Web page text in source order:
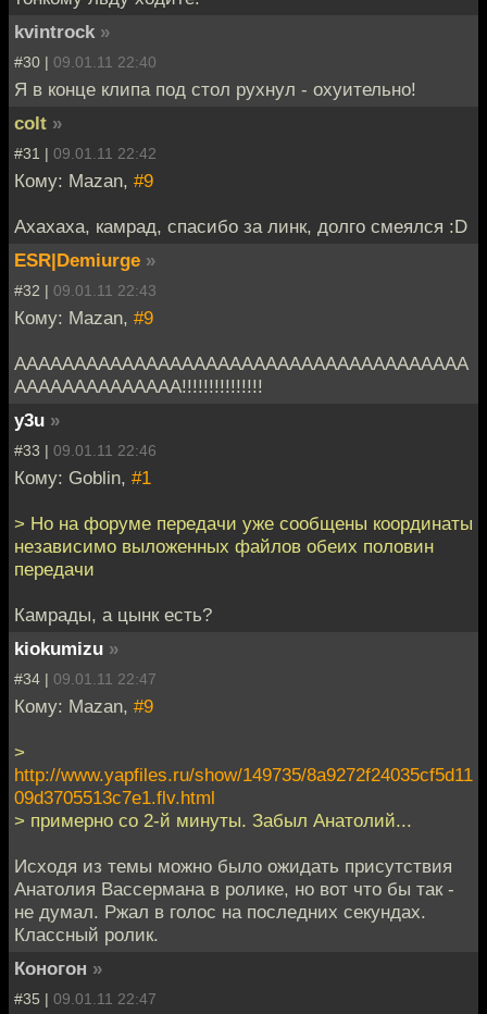
kvintrock »
#30 | 09.01.11 22:40
Я в конце клипа под стол рухнул - охуительно!
colt »
#31 | 09.01.11 22:42
Кому: Mazan, #9
Ахахаха, камрад, спасибо за линк, долго смеялся :D
ESR|Demiurge »
#32 | 09.01.11 22:43
Кому: Mazan, #9
AAAAAAAAAAAAAAAAAAAAAAAAAAAAAAAAAAAAAA
AAAAAAAAAAAAAA!!!!!!!!!!!!!!!
y3u »
#33 | 09.01.11 22:46
Кому: Goblin, #1
> Но на форуме передачи уже сообщены координаты
независимо выложенных файлов обеих половин
передачи
Камрады, а цынк есть?
kiokumizu »
#34 | 09.01.11 22:47
Кому: Mazan, #9
>
http://www.yapfiles.ru/show/149735/8a9272f24035cf5d11
09d3705513c7e1.flv.html
> примерно со 2-й минуты. Забыл Анатолий...
Исходя из темы можно было ожидать присутствия
Анатолия Вассермана в ролике, но вот что бы так -
не думал. Ржал в голос на последних секундах.
Классный ролик.
Коногон »
#35 | 09.01.11 22:47